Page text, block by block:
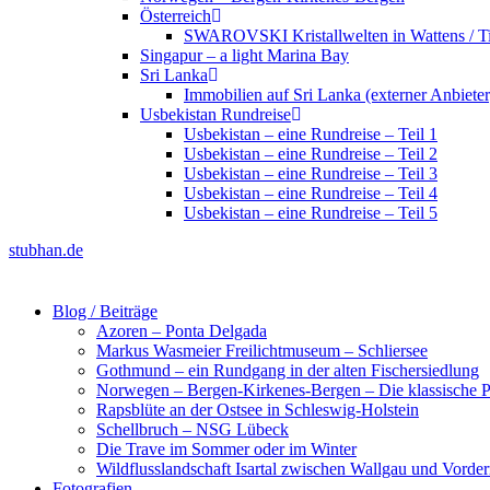
Österreich
SWAROVSKI Kristallwelten in Wattens /
Singapur – a light Marina Bay
Sri Lanka
Immobilien auf Sri Lanka (externer
Usbekistan Rundreise
Usbekistan – eine Rundreise – Teil 1
Usbekistan – eine Rundreise – Teil 2
Usbekistan – eine Rundreise – Teil 3
Usbekistan – eine Rundreise – Teil 4
Usbekistan – eine Rundreise – Teil 5
stubhan.de
Blog / Beiträge
Azoren – Ponta Delgada
Markus Wasmeier Freilichtmuseum – Schliersee
Gothmund – ein Rundgang in der alten Fischersiedlung
Norwegen – Bergen-Kirkenes-Bergen – Die klassische
Rapsblüte an der Ostsee in Schleswig-Holstein
Schellbruch – NSG Lübeck
Die Trave im Sommer oder im Winter
Wildflusslandschaft Isartal zwischen Wallgau und